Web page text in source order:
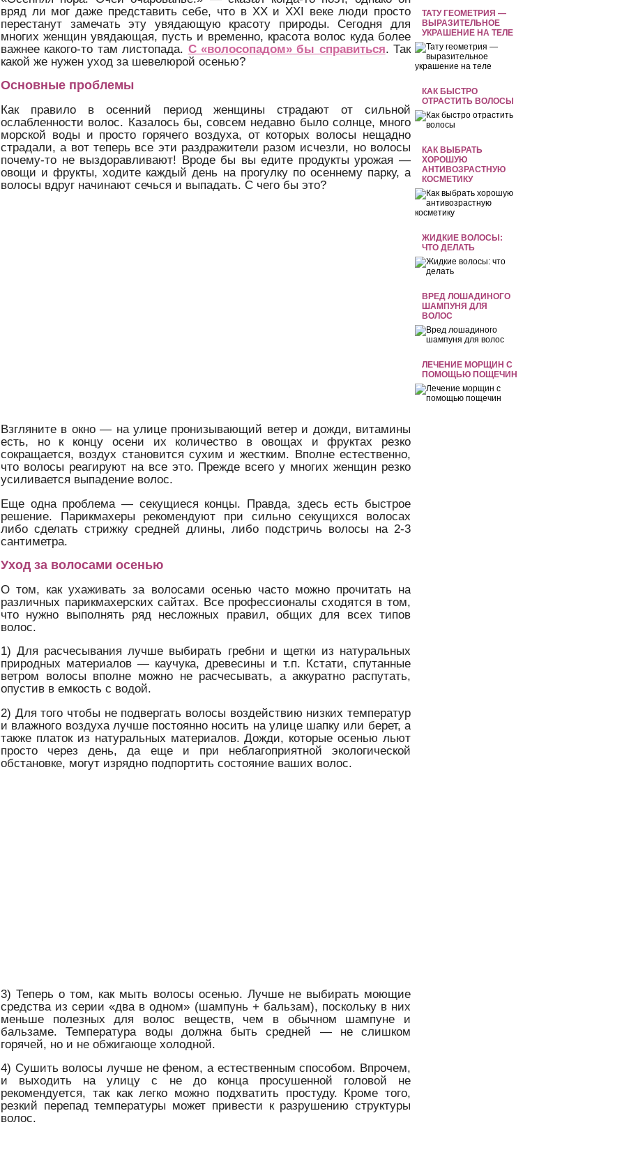
ТАТУ ГЕОМЕТРИЯ —
ВЫРАЗИТЕЛЬНОЕ
УКРАШЕНИЕ НА ТЕЛЕ
КАК БЫСТРО
ОТРАСТИТЬ ВОЛОСЫ
КАК ВЫБРАТЬ
ХОРОШУЮ
АНТИВОЗРАСТНУЮ
КОСМЕТИКУ
ЖИДКИЕ ВОЛОСЫ:
ЧТО ДЕЛАТЬ
ВРЕД ЛОШАДИНОГО
ШАМПУНЯ ДЛЯ
ВОЛОС
ЛЕЧЕНИЕ МОРЩИН С
ПОМОЩЬЮ ПОЩЕЧИН
вряд ли мог даже представить себе, что в XX и XXI веке люди просто
перестанут замечать эту увядающую красоту природы. Сегодня для
многих женщин увядающая, пусть и временно, красота волос куда более
важнее какого-то там листопада. С «волосопадом» бы справиться . Так
какой же нужен уход за шевелюрой осенью?
Основные проблемы
Как правило в осенний период женщины страдают от сильной
ослабленности волос. Казалось бы, совсем недавно было солнце, много
морской воды и просто горячего воздуха, от которых волосы нещадно
страдали, а вот теперь все эти раздражители разом исчезли, но волосы
почему-то не выздоравливают! Вроде бы вы едите продукты урожая —
овощи и фрукты, ходите каждый день на прогулку по осеннему парку, а
волосы вдруг начинают сечься и выпадать. С чего бы это?
Взгляните в окно — на улице пронизывающий ветер и дожди, витамины
есть, но к концу осени их количество в овощах и фруктах резко
сокращается, воздух становится сухим и жестким. Вполне естественно,
что волосы реагируют на все это. Прежде всего у многих женщин резко
усиливается выпадение волос.
Еще одна проблема — секущиеся концы. Правда, здесь есть быстрое
решение. Парикмахеры рекомендуют при сильно секущихся волосах
либо сделать стрижку средней длины, либо подстричь волосы на 2-3
сантиметра.
Уход за волосами осенью
О том, как ухаживать за волосами осенью часто можно прочитать на
различных парикмахерских сайтах. Все профессионалы сходятся в том,
что нужно выполнять ряд несложных правил, общих для всех типов
волос.
1) Для расчесывания лучше выбирать гребни и щетки из натуральных
природных материалов — каучука, древесины и т.п. Кстати, спутанные
ветром волосы вполне можно не расчесывать, а аккуратно распутать,
опустив в емкость с водой.
2) Для того чтобы не подвергать волосы воздействию низких температур
и влажного воздуха лучше постоянно носить на улице шапку или берет, а
также платок из натуральных материалов. Дожди, которые осенью льют
просто через день, да еще и при неблагоприятной экологической
обстановке, могут изрядно подпортить состояние ваших волос.
3) Теперь о том, как мыть волосы осенью. Лучше не выбирать моющие
средства из серии «два в одном» (шампунь + бальзам), поскольку в них
меньше полезных для волос веществ, чем в обычном шампуне и
бальзаме. Температура воды должна быть средней — не слишком
горячей, но и не обжигающе холодной.
4) Сушить волосы лучше не феном, а естественным способом. Впрочем,
и выходить на улицу с не до конца просушенной головой не
рекомендуется, так как легко можно подхватить простуду. Кроме того,
резкий перепад температуры может привести к разрушению структуры
волос.